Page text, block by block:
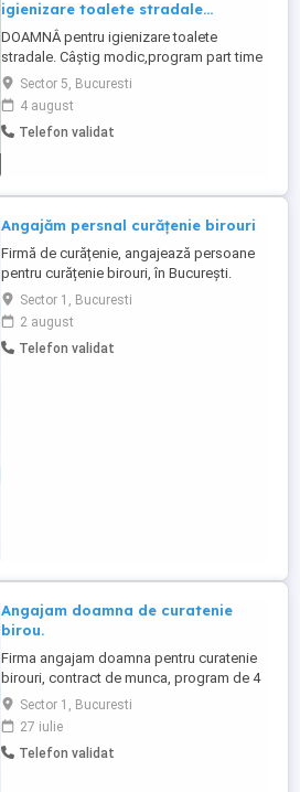
igienizare toalete stradale...
DOAMNÂ pentru igienizare toalete
stradale. Câștig modic,program part time
evenimente. Ofera nu este pentru
pretențioase. Rog prezentare pe
whatsapp...
Sector 5, Bucuresti
4 august
Telefon validat
Angajăm persnal curățenie birouri
Firmă de curățenie, angajează persoane
pentru curățenie birouri, în București.
Programul este de 4 ore, dimineața.
Sector 1, Bucuresti
2 august
Telefon validat
Angajam doamna de curatenie
birou.
Firma angajam doamna pentru curatenie
birouri, contract de munca, program de 4
ore respectiv: 6:00-10:00 de luni pana
vineri. Salariu 2500 net. Zona Banu Manta,
sector 1, Bucuresti. Cautam persoana
serioasa si permanenta.
Sector 1, Bucuresti
27 iulie
Telefon validat